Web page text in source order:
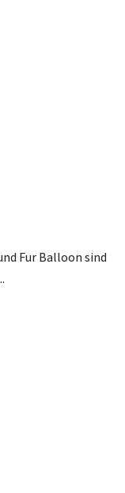
Fur Balloon sind